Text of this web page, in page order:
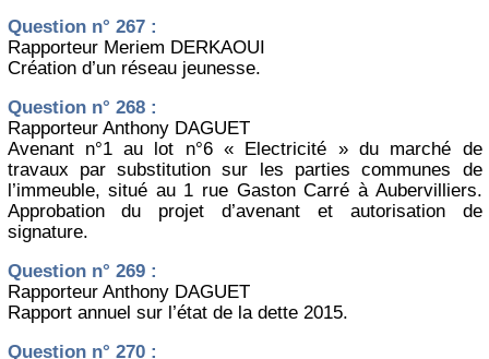
Question n° 267 :
Rapporteur Meriem DERKAOUI
Création d’un réseau jeunesse.
Question n° 268 :
Rapporteur Anthony DAGUET
Avenant n°1 au lot n°6 « Electricité » du marché de
travaux par substitution sur les parties communes de
l’immeuble, situé au 1 rue Gaston Carré à Aubervilliers.
Approbation du projet d’avenant et autorisation de
signature.
Question n° 269 :
Rapporteur Anthony DAGUET
Rapport annuel sur l’état de la dette 2015.
Question n° 270 :